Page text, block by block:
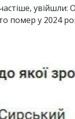
помер у 2024